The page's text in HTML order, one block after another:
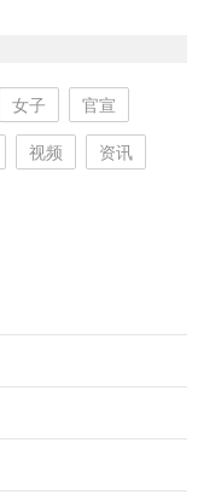
女子
官宣
视频 资讯